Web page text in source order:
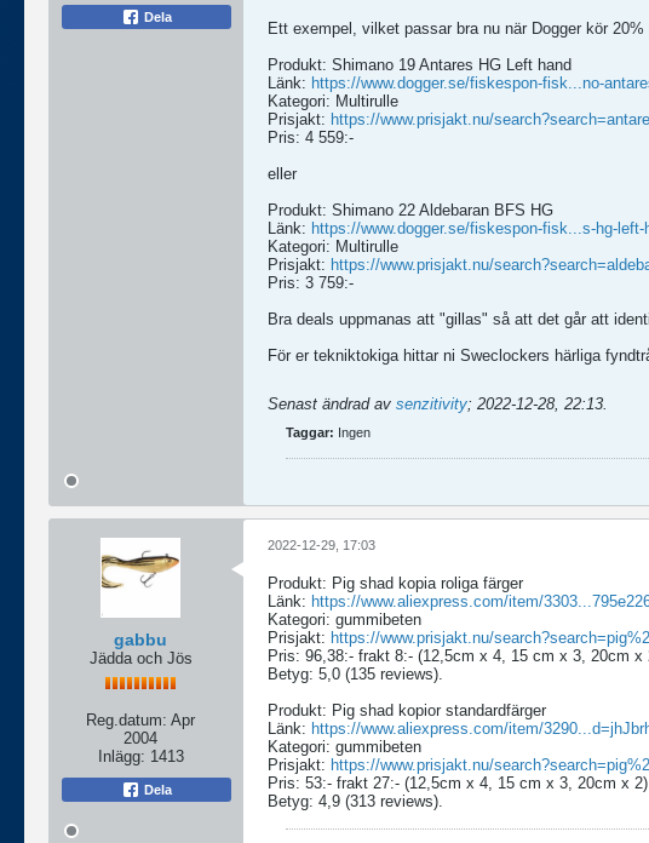
Dela
Ett exempel, vilket passar bra nu när Dogger kör
Produkt: Shimano 19 Antares HG Left hand
Länk: https://www.dogger.se/fiskespon-fisk...no-
Kategori: Multirulle
Prisjakt: https://www.prisjakt.nu/
Pris: 4 559:-
eller
Produkt: Shimano 22 Aldebaran BFS HG
Länk: https://www.dogger.se/fiskespon-fisk...s-hg-left-
Kategori: Multirulle
Prisjakt: https://www.prisjakt.nu/
Pris: 3 759:-
Bra deals uppmanas att "gillas" så att det går att
För er tekniktokiga hittar ni Sweclockers härliga
Senast ändrad av senzitivity; 2022-12-28, 22:13.
Taggar: Ingen
gabbu
Jädda och Jös
Reg.datum: Apr
2004
Inlägg: 1413
Dela
2022-12-29, 17:03
Produkt: Pig shad kopia roliga färger
Länk: https://www.aliexpress.com/item/
Kategori: gummibeten
Prisjakt: https://www.prisjakt.nu/
Pris: 96,38:- frakt 8:- (12,5cm x 4, 15 cm x 3, 20cm x
Betyg: 5,0 (135 reviews).
Produkt: Pig shad kopior standardfärger
Länk: https://www.aliexpress.com/item/
Kategori: gummibeten
Prisjakt: https://www.prisjakt.nu/
Pris: 53:- frakt 27:- (12,5cm x 4, 15 cm x 3, 20cm x 2)
Betyg: 4,9 (313 reviews).